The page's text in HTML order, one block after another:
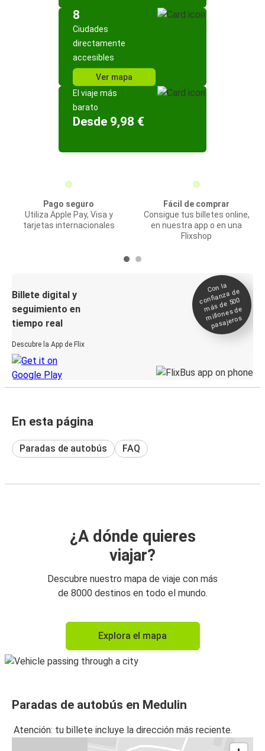
8
Ciudades
directamente
accesibles
Ver mapa
El viaje más
barato
Desde 9,98 €
Pago seguro
Utiliza Apple Pay, Visa y
tarjetas internacionales
Fácil de comprar
Consigue tus billetes online,
en nuestra app o en una
Flixshop
Billete digital y
seguimiento en
tiempo real
Descubre la App de Flix
Con la
confianza de
más de 500
millones de
pasajeros
En esta página
Paradas de autobús FAQ
¿A dónde quieres
viajar?
Descubre nuestro mapa de viaje con más
de 8000 destinos en todo el mundo.
Explora el mapa
Paradas de autobús en Medulin
Atención: tu billete incluye la dirección más reciente.